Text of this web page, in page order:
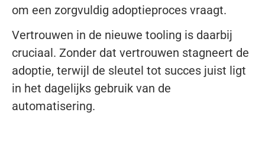
om een zorgvuldig adoptieproces vraagt.
Vertrouwen in de nieuwe tooling is daarbij
cruciaal. Zonder dat vertrouwen stagneert de
adoptie, terwijl de sleutel tot succes juist ligt
in het dagelijks gebruik van de
automatisering.